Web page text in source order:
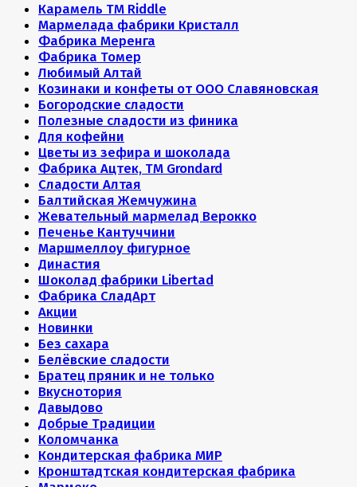
Карамель ТМ Riddle
Мармелада фабрики Кристалл
Фабрика Меренга
Фабрика Томер
Любимый Алтай
Козинаки и конфеты от ООО Славяновская
Богородские сладости
Полезные сладости из финика
Для кофейни
Цветы из зефира и шоколада
Фабрика Ацтек, ТМ Grondard
Сладости Алтая
Балтийская Жемчужина
Жевательный мармелад Верокко
Печенье Кантуччини
Маршмеллоу фигурное
Династия
Шоколад фабрики Libertad
Фабрика СладАрт
Акции
Новинки
Без сахара
Белёвские сладости
Братец пряник и не только
Вкуснотория
Давыдово
Добрые Традиции
Коломчанка
Кондитерская фабрика МИР
Кронштадтская кондитерская фабрика